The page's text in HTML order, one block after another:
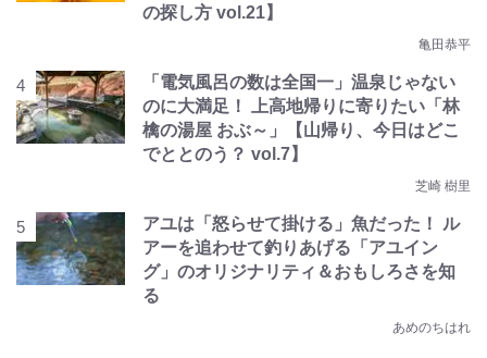
の探し方 vol.21】
亀田恭平
「電気風呂の数は全国一」温泉じゃない
のに大満足！ 上高地帰りに寄りたい「林
檎の湯屋 おぶ～」【山帰り、今日はどこ
でととのう？ vol.7】
芝崎 樹里
アユは「怒らせて掛ける」魚だった！ ル
アーを追わせて釣りあげる「アユイン
グ」のオリジナリティ＆おもしろさを知
る
あめのちはれ